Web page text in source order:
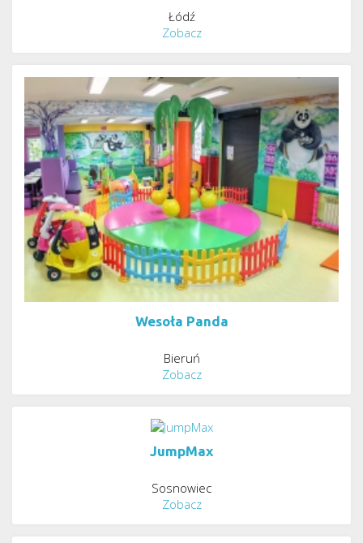
Łódź
Zobacz
Wesoła Panda
Bieruń
Zobacz
JumpMax
Sosnowiec
Zobacz